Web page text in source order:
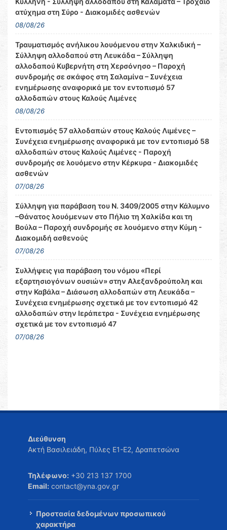
ατύχημα στη Σύρο - Διακομιδές ασθενών
08/08/26
Τραυματισμός ανήλικου λουόμενου στην Χαλκιδική –
Σύλληψη αλλοδαπού στη Λευκάδα – Σύλληψη
αλλοδαπού Κυβερνήτη στη Χερσόνησο – Παροχή
συνδρομής σε σκάφος στη Σαλαμίνα – Συνέχεια
ενημέρωσης αναφορικά με τον εντοπισμό 57
αλλοδαπών στους Καλούς Λιμένες
08/08/26
Εντοπισμός 57 αλλοδαπών στους Καλούς Λιμένες –
Συνέχεια ενημέρωσης αναφορικά με τον εντοπισμό 58
αλλοδαπών στους Καλούς Λιμένες - Παροχή
συνδρομής σε λουόμενο στην Κέρκυρα - Διακομιδές
ασθενών
07/08/26
Σύλληψη για παράβαση του Ν. 3409/2005 στην Κάλυμνο
–Θάνατος λουόμενων στο Πήλιο τη Χαλκίδα και τη
Βούλα – Παροχή συνδρομής σε λουόμενο στην Κύμη -
Διακομιδή ασθενούς
07/08/26
Συλλήψεις για παράβαση του νόμου «Περί
εξαρτησιογόνων ουσιών» στην Αλεξανδρούπολη και
στην Καβάλα – Διάσωση αλλοδαπών στη Λευκάδα –
Συνέχεια ενημέρωσης σχετικά με τον εντοπισμό 42
αλλοδαπών στην Ιεράπετρα - Συνέχεια ενημέρωσης
σχετικά με τον εντοπισμό 47
07/08/26
Διεύθυνση
Ακτή Βασιλειάδη, Πύλες Ε1-Ε2, Δραπετσώνα
Τηλέφωνο: +30 213 137 1700
Email: contact@yna.gov.gr
Προστασία δεδομένων προσωπικού
χαρακτήρα